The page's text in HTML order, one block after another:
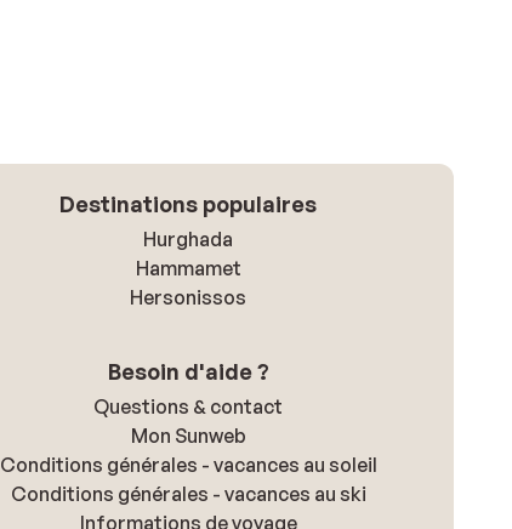
Destinations populaires
Hurghada
Hammamet
Hersonissos
Besoin d'aide ?
Questions & contact
Mon Sunweb
Conditions générales - vacances au soleil
Conditions générales - vacances au ski
Informations de voyage